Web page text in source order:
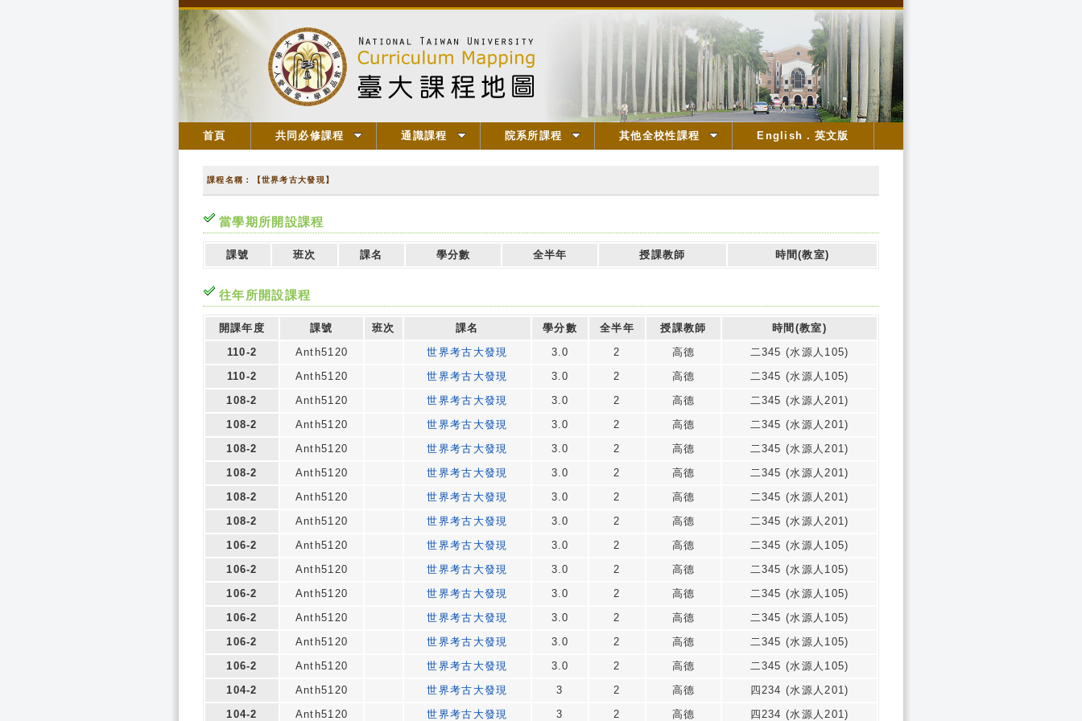
首頁 共同必修課程 通識課程 院系所課程 其他全校性課程 English．英文版
課程名稱：【世界考古大發現】
當學期所開設課程
課號 班次 課名 學分數 全半年 授課教師 時間(教室)
往年所開設課程
開課年度 課號 班次 課名 學分數 全半年 授課教師
時間(教室)
110-2
Anth5120 世界考古大發現 3.0 2 高德
二345 (水源人105)
110-2
Anth5120 世界考古大發現 3.0 2 高德
二345 (水源人105)
108-2
Anth5120 世界考古大發現 3.0 2 高德
二345 (水源人201)
108-2
Anth5120 世界考古大發現 3.0 2 高德
二345 (水源人201)
108-2
Anth5120 世界考古大發現 3.0 2 高德
二345 (水源人201)
108-2
Anth5120 世界考古大發現 3.0 2 高德
二345 (水源人201)
108-2
Anth5120 世界考古大發現 3.0 2 高德
二345 (水源人201)
108-2
Anth5120 世界考古大發現 3.0 2 高德
二345 (水源人201)
106-2
Anth5120 世界考古大發現 3.0 2 高德
二345 (水源人105)
106-2
Anth5120 世界考古大發現 3.0 2 高德
二345 (水源人105)
106-2
Anth5120 世界考古大發現 3.0 2 高德
二345 (水源人105)
106-2
Anth5120 世界考古大發現 3.0 2 高德
二345 (水源人105)
106-2
Anth5120 世界考古大發現 3.0 2 高德
二345 (水源人105)
106-2
Anth5120 世界考古大發現 3.0 2 高德
二345 (水源人105)
104-2
Anth5120 世界考古大發現 3 2 高德
四234 (水源人201)
104-2
Anth5120 世界考古大發現 3 2 高德 四234 (水源人201)